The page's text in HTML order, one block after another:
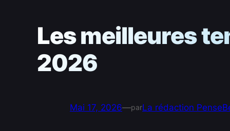
Les meilleures
2026
Mai 17, 2026—parLa rédaction